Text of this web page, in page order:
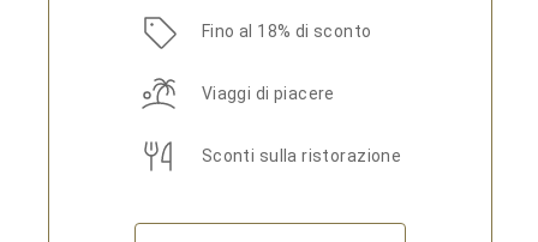
Fino al 18% di sconto
Viaggi di piacere
Sconti sulla ristorazione